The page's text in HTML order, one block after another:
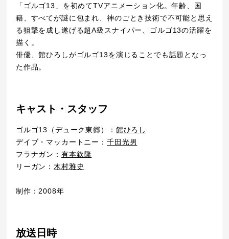
「ゴルゴ13」を初めてTVアニメーション化。年齢、国
籍、すべてが謎に包まれ、神のごとき技術で不可能と思え
る狙撃を成し遂げる超A級スナイパー、ゴルゴ13の活躍を
描く。
俳優、館ひろしがゴルゴ13を演じることでも話題となっ
た作品。
キャスト・スタッフ
ゴルゴ13（デューク東郷）： 館ひろし
デイブ・マッカートニー：千田光男
フラナガン： 有本欽隆
リーガン： 木村雅史
制作：2008年
放送日時